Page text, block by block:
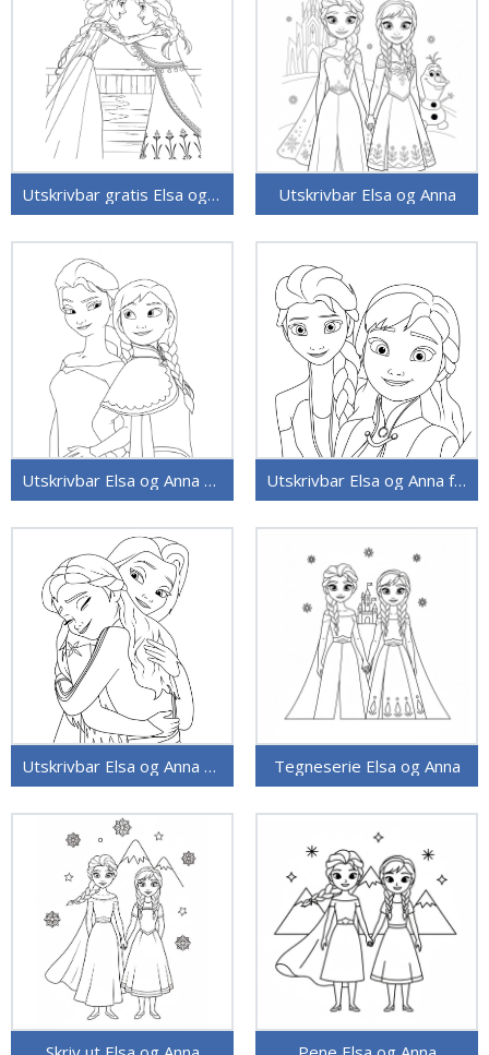
Utskrivbar gratis Elsa og Anna Utskrivbar Elsa og Anna
Utskrivbar Elsa og Anna gratis Utskrivbar Elsa og Anna for Barn
Utskrivbar Elsa og Anna bilde Tegneserie Elsa og Anna